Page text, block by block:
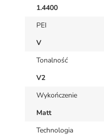
1.4400
PEI
V
Tonalność
V2
Wykończenie
Matt
Technologia